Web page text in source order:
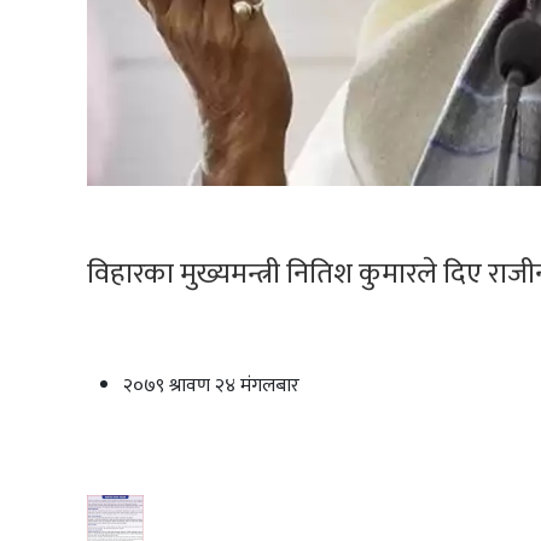
विहारका मुख्यमन्त्री नितिश कुमारले दिए
२०७९ श्रावण २४ मंगलबार